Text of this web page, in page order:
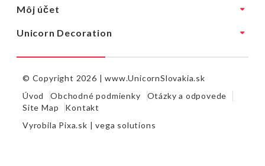
Môj účet
Unicorn Decoration
© Copyright 2026 |www.UnicornSlovakia.sk
Úvod
Obchodné podmienky
Otázky a odpovede
Site Map
Kontakt
Vyrobila Pixa.sk |vega solutions